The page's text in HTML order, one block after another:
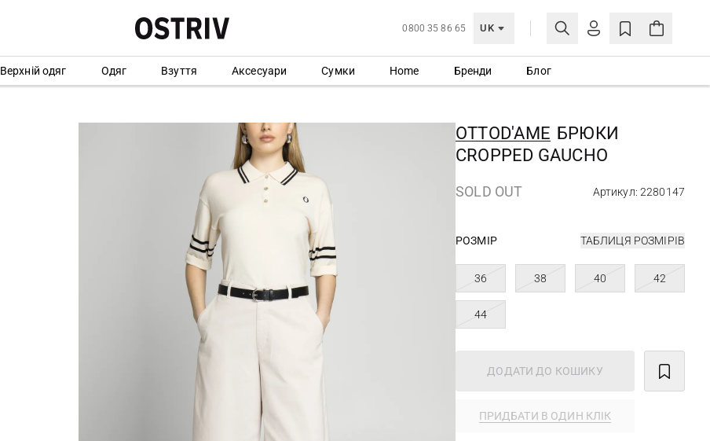
0800 35 86 65 UK
МОЯ ОБЛІКІВКА
Ще не зареєстровані?
СТВОРИТИ ОБЛІКІВКУ
Верхній одяг Одяг Взуття Аксесуари Сумки Home Бренди Блог
OTTOD'AME БРЮКИ
CROPPED GAUCHO
SOLD OUT Артикул: 2280147
РОЗМІР ТАБЛИЦЯ РОЗМІРІВ
36 38 40 42
44
ДОДАТИ ДО КОШИКУ
ПРИДБАТИ В ОДИН КЛІК